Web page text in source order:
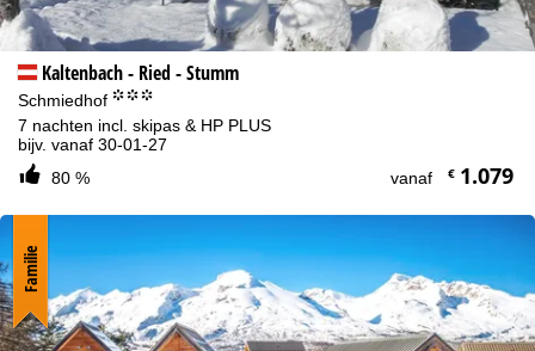
Kaltenbach - Ried - Stumm
Schmiedhof °°°
7 nachten incl. skipas & HP PLUS
bijv. vanaf 30-01-27
80 %
vanaf €1.079
Familie